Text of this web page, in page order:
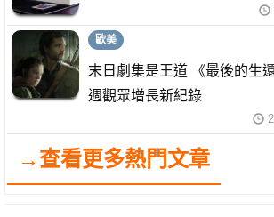
歐美
末日劇集是王道 《最後的生
週觀眾增長新紀錄
→查看更多熱門文章